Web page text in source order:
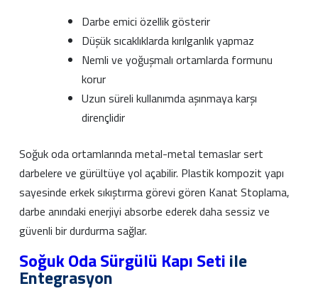
Darbe emici özellik gösterir
Düşük sıcaklıklarda kırılganlık yapmaz
Nemli ve yoğuşmalı ortamlarda formunu
korur
Uzun süreli kullanımda aşınmaya karşı
dirençlidir
Soğuk oda ortamlarında metal-metal temaslar sert
darbelere ve gürültüye yol açabilir. Plastik kompozit yapı
sayesinde erkek sıkıştırma görevi gören Kanat Stoplama,
darbe anındaki enerjiyi absorbe ederek daha sessiz ve
güvenli bir durdurma sağlar.
Soğuk Oda Sürgülü Kapı Setiile
Entegrasyon